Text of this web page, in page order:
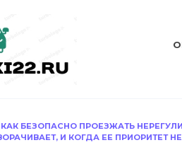
КАК БЕЗОПАСНО ПРОЕЗЖАТЬ
И КОГДА ЕЕ ПРИОРИТЕТ